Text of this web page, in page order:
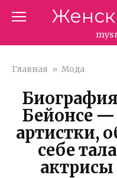
Главная » Мода
Бейонсе
артистки,
себе